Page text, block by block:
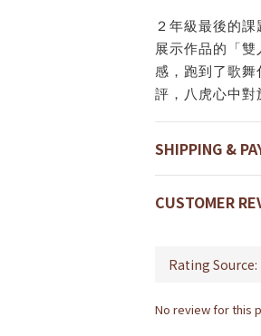
２年級最後的
展示作品的「雙
感，跑到了歌
評，八虎心中
SHIPPING &
CUSTOMER
No review for this